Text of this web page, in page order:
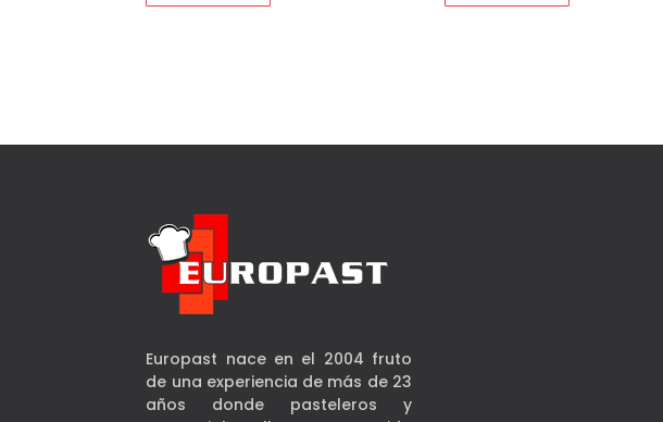
Europast nace en el 2004 fruto
de una experiencia de más de 23
años donde pasteleros y